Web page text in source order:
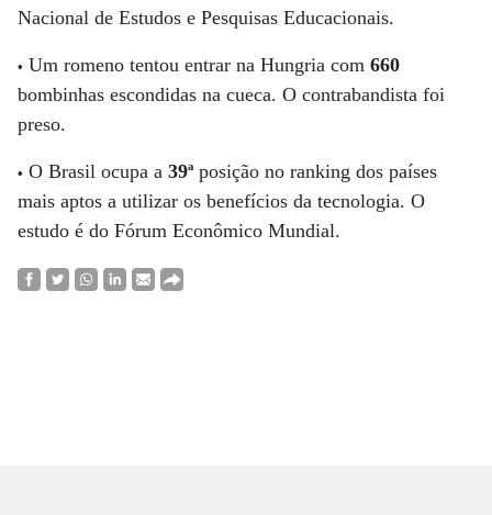
Nacional de Estudos e Pesquisas Educacionais.
• Um romeno tentou entrar na Hungria com 660
bombinhas escondidas na cueca. O contrabandista foi
preso.
• O Brasil ocupa a 39ªposição no ranking dos países
mais aptos a utilizar os benefícios da tecnologia. O
estudo é do Fórum Econômico Mundial.